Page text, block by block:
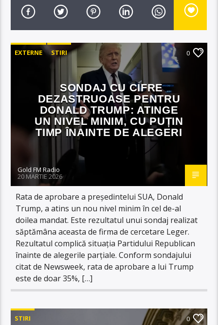
EXTERNE STIRI 0
SONDAJ CU CIFRE
DEZASTRUOASE PENTRU
DONALD TRUMP: ATINGE
UN NIVEL MINIM, CU PUȚIN
TIMP ÎNAINTE DE ALEGERI
Gold FM Radio
20 MARTIE 2026
Rata de aprobare a președintelui SUA, Donald
Trump, a atins un nou nivel minim în cel de-al
doilea mandat. Este rezultatul unui sondaj realizat
săptămâna aceasta de firma de cercetare Leger.
Rezultatul complică situația Partidului Republican
înainte de alegerile parțiale. Conform sondajului
citat de Newsweek, rata de aprobare a lui Trump
este de doar 35%, […]
STIRI 0